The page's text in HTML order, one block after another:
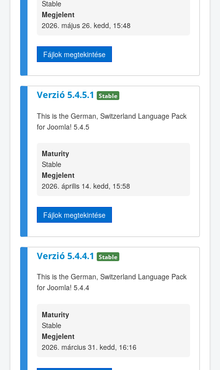
Stable
Megjelent
2026. május 26. kedd, 15:48
Fájlok megtekintése
Verzió 5.4.5.1 Stable
This is the German, Switzerland Language Pack
for Joomla! 5.4.5
Maturity
Stable
Megjelent
2026. április 14. kedd, 15:58
Fájlok megtekintése
Verzió 5.4.4.1 Stable
This is the German, Switzerland Language Pack
for Joomla! 5.4.4
Maturity
Stable
Megjelent
2026. március 31. kedd, 16:16